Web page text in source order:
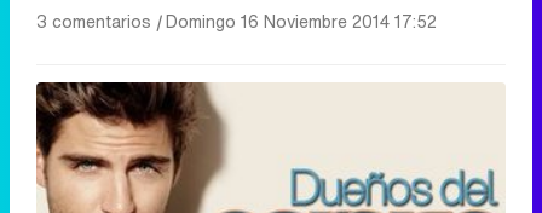
3 comentarios |Domingo 16 Noviembre 2014 17:52